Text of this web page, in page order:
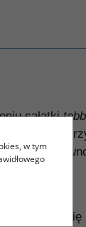
sałatki
pozwolą ci
z
w tym